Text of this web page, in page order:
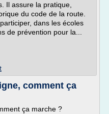
Il assure la pratique,
du code de la route.
dans les écoles
de prévention pour la...
comment ça
ça marche ?